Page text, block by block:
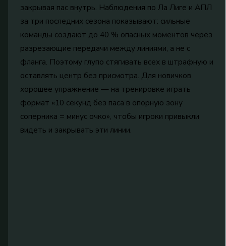
закрывая пас внутрь. Наблюдения по Ла Лиге и АПЛ
за три последних сезона показывают: сильные
команды создают до 40 % опасных моментов через
разрезающие передачи между линиями, а не с
фланга. Поэтому глупо стягивать всех в штрафную и
оставлять центр без присмотра. Для новичков
хорошее упражнение — на тренировке играть
формат «10 секунд без паса в опорную зону
соперника = минус очко», чтобы игроки привыкли
видеть и закрывать эти линии.